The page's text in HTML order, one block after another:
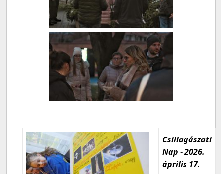
Csillagászati
Nap - 2026.
április 17.